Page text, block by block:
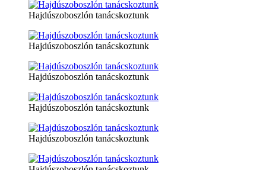
Hajdúszoboszlón tanácskoztunk
Hajdúszoboszlón tanácskoztunk
Hajdúszoboszlón tanácskoztunk
Hajdúszoboszlón tanácskoztunk
Hajdúszoboszlón tanácskoztunk